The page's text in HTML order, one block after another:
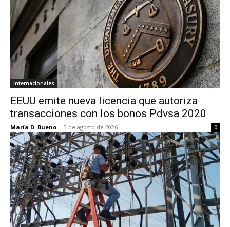
Internacionales
EEUU emite nueva licencia que autoriza
transacciones con los bonos Pdvsa 2020
María D. Bueno - 3 de agosto de 2026 0